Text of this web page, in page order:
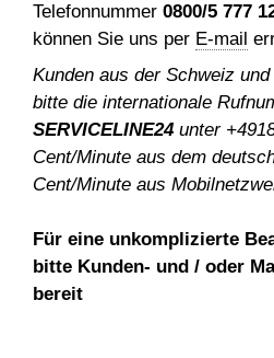
3D-Druck für Stüpfel
Telefonnummer 0800/5 777
können Sie uns per E-mail
Kunden aus der Schweiz
bitte die internationale
SERVICELINE24 unter
Cent/Minute aus dem
Cent/Minute aus
Für eine unkomplizierte
bitte Kunden- und / oder
bereit